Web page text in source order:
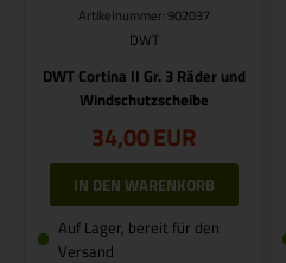
Artikelnummer: 902037
DWT
DWT Cortina II Gr. 3 Räder und
Windschutzscheibe
34,00EUR
Auf Lager, bereit für den
Versand